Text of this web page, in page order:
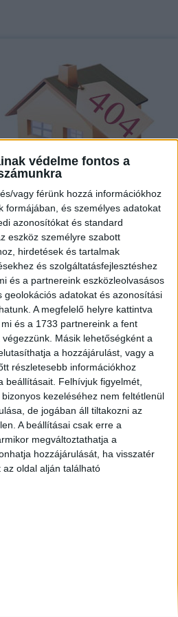
védelme fontos a
vagy férünk hozzá információkhoz
formájában, és személyes adatokat
azonosítókat és standard
eszköz személyre szabott
hirdetések és tartalmak
és szolgáltatásfejlesztéshez
és a partnereink eszközleolvasásos
geolokációs adatokat és azonosítási
A megfelelő helyre kattintva
és a 1733 partnereink a fent
Másik lehetőségként a
a hozzájárulást, vagy a
részletesebb információkhoz
beállításait. Felhívjuk figyelmét,
kezeléséhez nem feltétlenül
de jogában áll tiltakozni az
A beállításai csak erre a
megváltoztathatja a
hozzájárulását, ha visszatér
oldal alján található
lakás, Családi ház
lakás
lakás, Családi ház
lakás, Családi ház
lakás
Családi ház
Zárt kert
Nyaraló, Telek, Zárt kert
ház